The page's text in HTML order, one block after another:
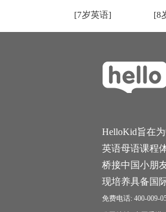
[7岁英语] [8
HelloKid旨在
英语母语课程
桥接中国小朋
现培养具备国
免费电话: 400-009-